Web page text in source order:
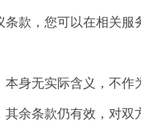
款，您可以在相关
身无实际含义，不作
余条款仍有效，对双